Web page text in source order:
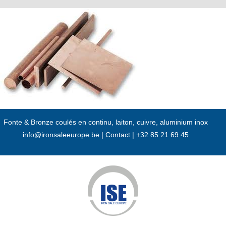
Passer
Fonte & Bronze coulés en continu, laiton, cuivre, aluminium inox
info@ironsaleeurope.be| Contact | +32 85 21 69 45